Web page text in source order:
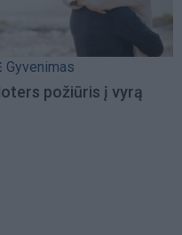
Gyvenimas
požiūris į vyrą